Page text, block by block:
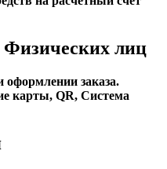
лиц
оформлении заказа.
карты, QR, Система